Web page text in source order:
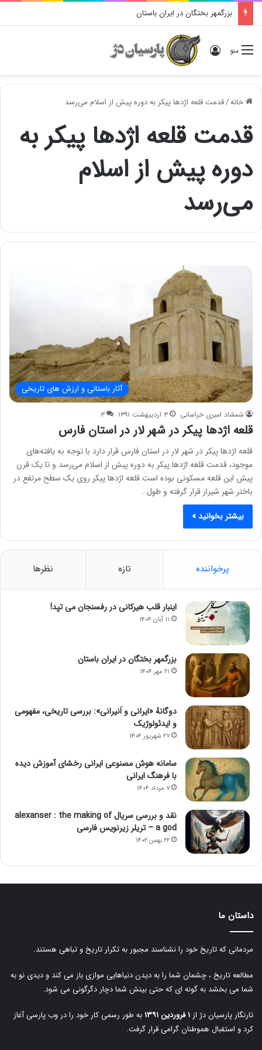
بزرگمهر بختگان در ایران باستان
منو ورود
خانه/قدمت قلعه اژدها پیکر به دوره پیش از اسلام می‌رسد
قدمت قلعه اژدها پیکر به
دوره پیش از اسلام
می‌رسد
آثار باستانی و ارزش های تاریخی
شمشاد امیری خراسانی ۳ اردیبهشت ۱۳۹۱ ۳
قلعه اژدها پیکر در شهر لار در استان فارس
قلعه اژدها پیکر در شهر لار در استان فارس قرار دارد با توجه به یافته‌های
موجود، قدمت قلعه اژدها پیکر به دوره پیش از اسلام می‌رسد و تا یک قرن
پیش این قلعه مسکونی بوده است.قلعه اژدها پیکر روی یک سطح مرتفع در
باختر شهر شیراز قرار گرفته و طول…
بیشتر بخوانید »
پرخواننده تازه نظرها
اینبار قلب هیرکانی در رفسنجان می تپد!
۱۱ آبان ۱۴۰۴
بزرگمهر بختگان در ایران باستان
۲۱ مهر ۱۴۰۴
دوگانهٔ «ایرانی و اَنیرانی»: بررسی تاریخی، مفهومی
و ایدئولوژیک
۲۷ شهریور ۱۴۰۴
سامانه هوش مصنوعی ایرانی رخشای آموزش دیده
با فرهنگ ایرانی
۷ مرداد ۱۴۰۴
نقد و بررسی سریال alexanser : the making of
a god – تریلر زیرنویس فارسی
۲۲ بهمن ۱۴۰۲
داستان ما
مردمانی که تاریخ خود را نشناسند مجبور به تکرار تاریخ و تباهی هستند.
مطالعه تاریخ ، چشمان شما را به دیدن دنیاهایی موازی باز می کند و دیدی نو به
شما می بخشد به گونه ای که حتی بینش شما دچار دگرگونی می شود.
تارنگار پارسیان دژ از ۱ فروردین ۱۳۹۱
به طور رسمی کار خود را در وب پارسی آغاز
کرد و استقبال هموطنان گرامی قرار گرفت.